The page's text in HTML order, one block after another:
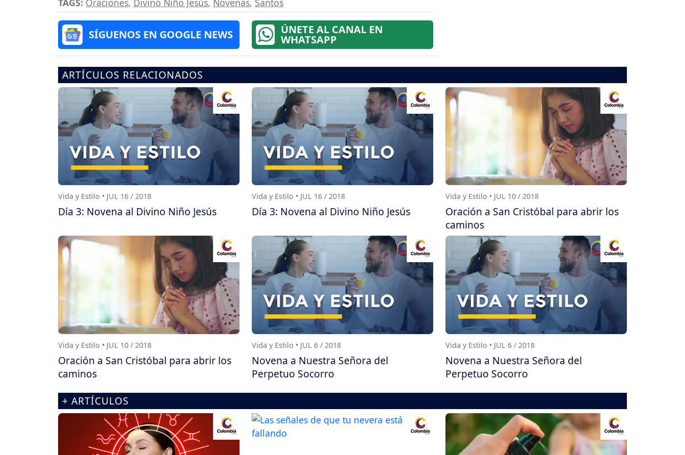
SÍGUENOS EN GOOGLE NEWS ÚNETE AL CANAL EN
WHATSAPP
ARTÍCULOS RELACIONADOS
Vida y Estilo • JUL 16 / 2018
Día 3: Novena al Divino Niño Jesús
Vida y Estilo • JUL 16 / 2018
Día 3: Novena al Divino Niño Jesús
Vida y Estilo • JUL 10 / 2018
Oración a San Cristóbal para abrir los
caminos
Vida y Estilo • JUL 10 / 2018
Oración a San Cristóbal para abrir los
caminos
Vida y Estilo • JUL 6 / 2018
Novena a Nuestra Señora del
Perpetuo Socorro
Vida y Estilo • JUL 6 / 2018
Novena a Nuestra Señora del
Perpetuo Socorro
+ ARTÍCULOS